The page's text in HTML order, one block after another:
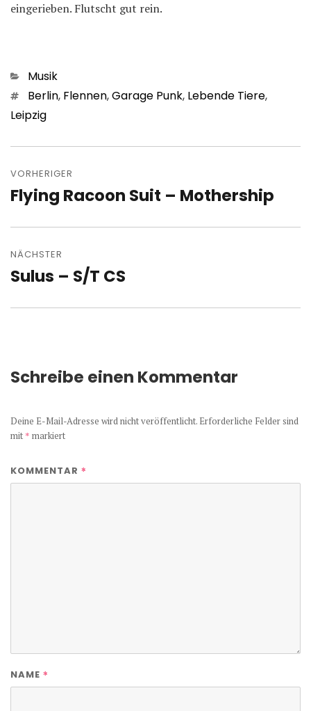
eingerieben. Flutscht gut rein.
Kategorien
Musik
Schlagwörter
Berlin, Flennen,Garage Punk, Lebende Tiere,
Leipzig
VORHERIGER
Vorheriger
Flying Racoon Suit – Mothership
NÄCHSTER
Nächster
Sulus – S/T CS
Schreibe einen Kommentar
Deine E-Mail-Adresse wird nicht veröffentlicht. Erforderliche Felder sind
mit * markiert
KOMMENTAR *
NAME *